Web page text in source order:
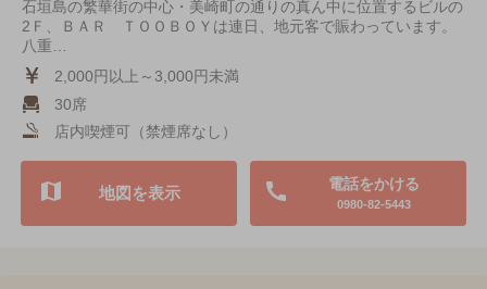
石垣島の繁華街の中心・美崎町の通りの真ん中に位置するビルの
2Ｆ、ＢＡＲ ＴＯＯＢＯＹは連日、地元客で賑わっています。
八重…
2,000円以上～3,000円未満
30席
店内喫煙可（禁煙席なし）
電話をかける
0980-82-5443
地図を表示